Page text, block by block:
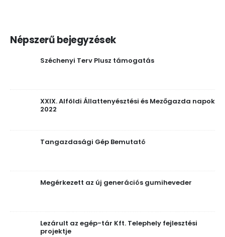
Népszerű bejegyzések
Széchenyi Terv Plusz támogatás
XXIX. Alföldi Állattenyésztési és Mezőgazda napok
2022
Tangazdasági Gép Bemutató
Megérkezett az új generációs gumiheveder
Lezárult az egép-tár Kft. Telephely fejlesztési
projektje